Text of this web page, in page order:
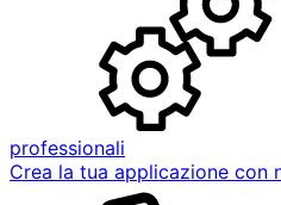
professionali
Crea la tua applicazione con